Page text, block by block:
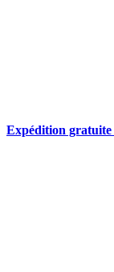
Expédition gratuite